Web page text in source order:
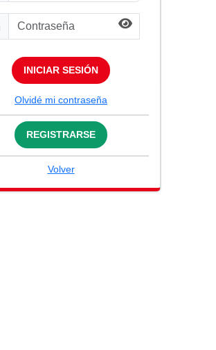
INICIAR SESIÓN
Olvidé mi contraseña
REGISTRARSE
Volver